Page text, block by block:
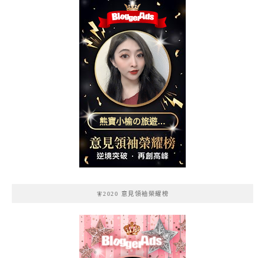
熊寶小榆の旅遊日
記
🧚2020 意見領袖榮耀榜